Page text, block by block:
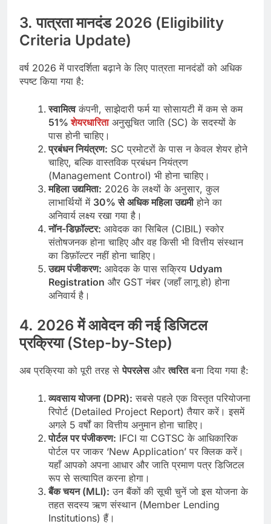
3. पात्रता मानदंड 2026 (Eligibility
Criteria Update)
वर्ष 2026 में पारदर्शिता बढ़ाने के लिए पात्रता मानदंडों को अधिक
स्पष्ट किया गया है:
स्वामित्व कंपनी, साझेदारी फर्म या सोसायटी में कम से कम
51%शेयरधारिता अनुसूचित जाति (SC) के सदस्यों के
पास होनी चाहिए।
प्रबंधन नियंत्रण: SC प्रमोटरों के पास न केवल शेयर होने
चाहिए, बल्कि वास्तविक प्रबंधन नियंत्रण
(Management Control) भी होना चाहिए।
महिला उद्यमिता: 2026 के लक्ष्यों के अनुसार, कुल
लाभार्थियों में 30% से अधिक महिला उद्यमीहोने का
अनिवार्य लक्ष्य रखा गया है।
नॉन-डिफ़ॉल्टर: आवेदक का सिबिल (CIBIL) स्कोर
संतोषजनक होना चाहिए और वह किसी भी वित्तीय संस्थान
का डिफ़ॉल्टर नहीं होना चाहिए।
उद्यम पंजीकरण: आवेदक के पास सक्रिय Udyam
Registration और GST नंबर (जहाँ लागू हो) होना
अनिवार्य है।
4. 2026 में आवेदन की नई डिजिटल
प्रक्रिया (Step-by-Step)
अब प्रक्रिया को पूरी तरह सेपेपरलेसऔरत्वरितबना दिया गया है:
व्यवसाय योजना (DPR): सबसे पहले एक विस्तृत परियोजना
रिपोर्ट (Detailed Project Report) तैयार करें। इसमें
अगले 5 वर्षों का वित्तीय अनुमान होना चाहिए।
पोर्टल पर पंजीकरण: IFCI या CGTSC के आधिकारिक
पोर्टल पर जाकर ‘New Application’ पर क्लिक करें।
यहाँ आपको अपना आधार और जाति प्रमाण पत्र डिजिटल
रूप से सत्यापित करना होगा।
बैंक चयन (MLI): उन बैंकों की सूची चुनें जो इस योजना के
तहत सदस्य ऋण संस्थान (Member Lending
Institutions) हैं।